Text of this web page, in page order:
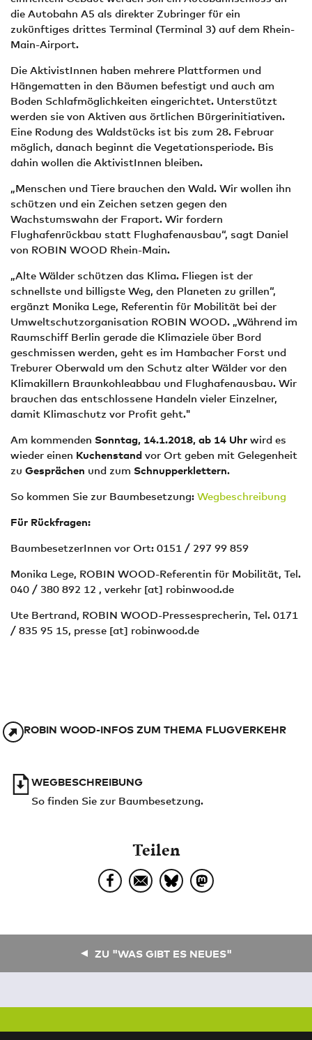
die Autobahn A5 als direkter Zubringer für ein
zukünftiges drittes Terminal (Terminal 3) auf dem Rhein-
Main-Airport.
Die AktivistInnen haben mehrere Plattformen und
Hängematten in den Bäumen befestigt und auch am
Boden Schlafmöglichkeiten eingerichtet. Unterstützt
werden sie von Aktiven aus örtlichen Bürgerinitiativen.
Eine Rodung des Waldstücks ist bis zum 28. Februar
möglich, danach beginnt die Vegetationsperiode. Bis
dahin wollen die AktivistInnen bleiben.
„Menschen und Tiere brauchen den Wald. Wir wollen ihn
schützen und ein Zeichen setzen gegen den
Wachstumswahn der Fraport. Wir fordern
Flughafenrückbau statt Flughafenausbau“, sagt Daniel
von ROBIN WOOD Rhein-Main.
„Alte Wälder schützen das Klima. Fliegen ist der
schnellste und billigste Weg, den Planeten zu grillen“,
ergänzt Monika Lege, Referentin für Mobilität bei der
Umweltschutzorganisation ROBIN WOOD. „Während im
Raumschiff Berlin gerade die Klimaziele über Bord
geschmissen werden, geht es im Hambacher Forst und
Treburer Oberwald um den Schutz alter Wälder vor den
Klimakillern Braunkohleabbau und Flughafenausbau. Wir
brauchen das entschlossene Handeln vieler Einzelner,
damit Klimaschutz vor Profit geht."
Am kommenden Sonntag, 14.1.2018, ab 14 Uhr wird es
wieder einen Kuchenstand vor Ort geben mit Gelegenheit
zu Gesprächen und zum Schnupperklettern.
So kommen Sie zur Baumbesetzung: Wegbeschreibung
Für Rückfragen:
BaumbesetzerInnen vor Ort: 0151 / 297 99 859
Monika Lege, ROBIN WOOD-Referentin für Mobilität, Tel.
040 / 380 892 12 , verkehr [at] robinwood.de
Ute Bertrand, ROBIN WOOD-Pressesprecherin, Tel. 0171
/ 835 95 15, presse [at] robinwood.de
ROBIN WOOD-INFOS ZUM THEMA FLUGVERKEHR
WEGBESCHREIBUNG
So finden Sie zur Baumbesetzung.
Teilen
ZU "WAS GIBT ES NEUES"